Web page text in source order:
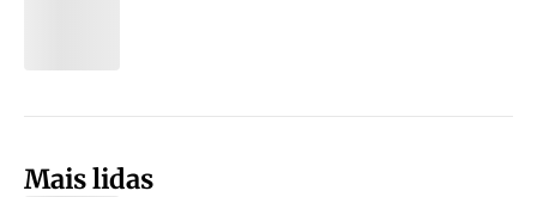
Mais lidas